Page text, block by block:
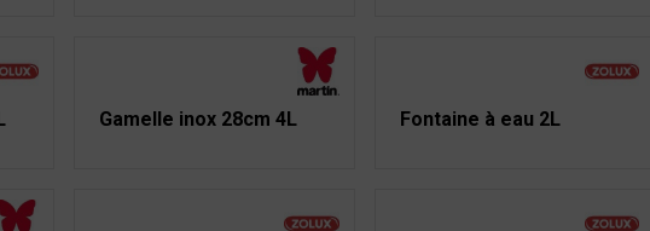
Gamelle inox 28cm 4L Fontaine à eau 2L